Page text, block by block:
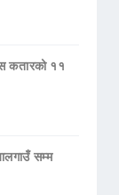
कतारको ११
सम्म